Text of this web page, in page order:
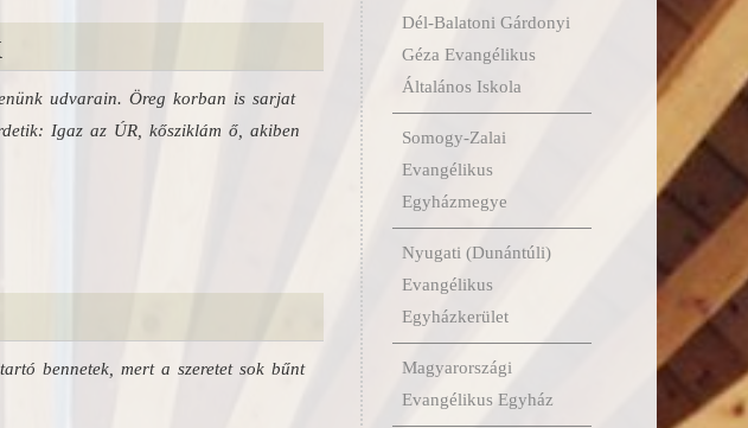
Dél-Balatoni Gárdonyi
Géza Evangélikus
Általános Iskola
Somogy-Zalai
Evangélikus
Egyházmegye
Nyugati (Dunántúli)
Evangélikus
Egyházkerület
Magyarországi
Evangélikus Egyház
udvarain. Öreg korban is sarjat
Igaz az ÚR, kősziklám ő, akiben
bennetek, mert a szeretet sok bűnt